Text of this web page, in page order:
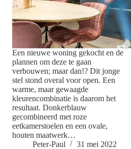
Een nieuwe woning gekocht en de
plannen om deze te gaan
verbouwen; maar dan!? Dit jonge
stel stond overal voor open. Een
warme, maar gewaagde
kleurencombinatie is daarom het
resultaat. Donkerblauw
gecombineerd met roze
eetkamerstoelen en een ovale,
houten maatwerk…
Peter-Paul
31 mei 2022